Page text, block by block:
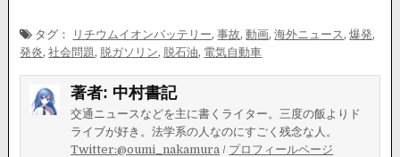
タグ： リチウムイオンバッテリー,事故,動画,海外ニュース ,爆発,
発炎,社会問題 , 脱ガソリン, 脱石油, 電気自動車
著者: 中村書記
交通ニュースなどを主に書くライター。三度の飯よりド
ライブが好き。法学系の人なのにすごく残念な人。
Twitter:@oumi_nakamura / プロフィールページ